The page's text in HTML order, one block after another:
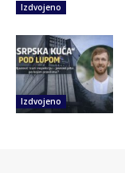
Izdvojeno
Izdvojeno